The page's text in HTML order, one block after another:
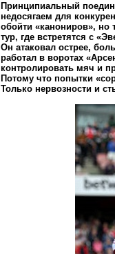
Принципиальный
недосягаем для
обойти «канониров», но
тур, где встретятся с
Он атаковал острее,
работал в воротах
контролировать мяч и
Потому что попытки
Только нервозности и